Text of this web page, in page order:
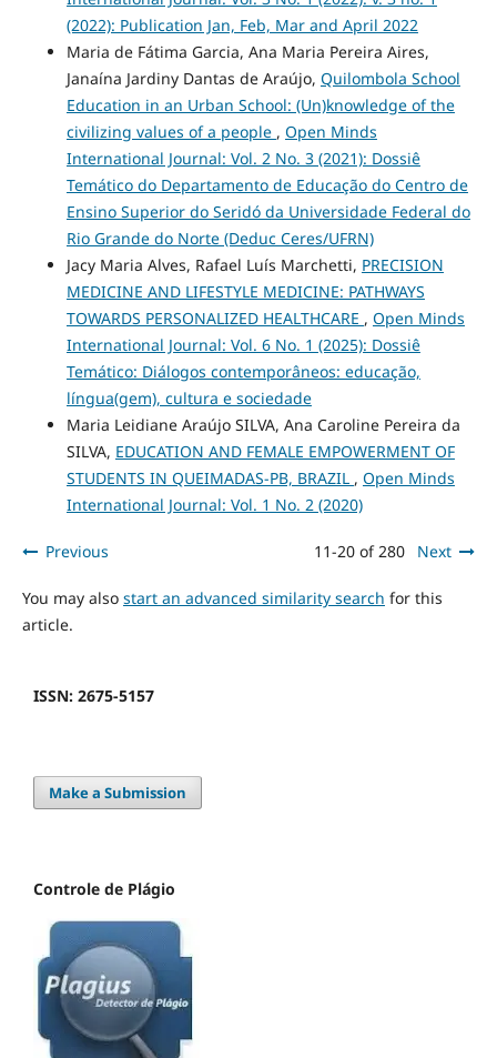
(2022): Publication Jan, Feb, Mar and April 2022
Maria de Fátima Garcia, Ana Maria Pereira Aires,
Janaína Jardiny Dantas de Araújo, Quilombola School
Education in an Urban School: (Un)knowledge of the
civilizing values of a people , Open Minds
International Journal: Vol. 2 No. 3 (2021): Dossiê
Temático do Departamento de Educação do Centro de
Ensino Superior do Seridó da Universidade Federal do
Rio Grande do Norte (Deduc Ceres/UFRN)
Jacy Maria Alves, Rafael Luís Marchetti, PRECISION
MEDICINE AND LIFESTYLE MEDICINE: PATHWAYS
TOWARDS PERSONALIZED HEALTHCARE , Open Minds
International Journal: Vol. 6 No. 1 (2025): Dossiê
Temático: Diálogos contemporâneos: educação,
língua(gem), cultura e sociedade
Maria Leidiane Araújo SILVA, Ana Caroline Pereira da
SILVA, EDUCATION AND FEMALE EMPOWERMENT OF
STUDENTS IN QUEIMADAS-PB, BRAZIL , Open Minds
International Journal: Vol. 1 No. 2 (2020)
Previous 11-20 of 280 Next
You may also start an advanced similarity search for this
article.
ISSN: 2675-5157
Make a Submission
Controle de Plágio